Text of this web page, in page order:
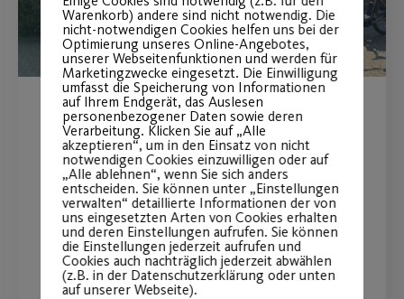
Hitzeschlacht auf zwei
Rädern
Radtourbericht vom 30.07. - Heiße
Tour, coole Truppe
WEITERLESEN
Warenkorb) andere sind nicht notwendig. Die
nicht-notwendigen Cookies helfen uns bei der
Optimierung unseres Online-Angebotes,
unserer Webseitenfunktionen und werden für
Marketingzwecke eingesetzt. Die Einwilligung
umfasst die Speicherung von Informationen
auf Ihrem Endgerät, das Auslesen
personenbezogener Daten sowie deren
Verarbeitung. Klicken Sie auf „Alle
akzeptieren“, um in den Einsatz von nicht
notwendigen Cookies einzuwilligen oder auf
„Alle ablehnen“, wenn Sie sich anders
entscheiden. Sie können unter „Einstellungen
verwalten“ detaillierte Informationen der von
uns eingesetzten Arten von Cookies erhalten
und deren Einstellungen aufrufen. Sie können
die Einstellungen jederzeit aufrufen und
Cookies auch nachträglich jederzeit abwählen
(z.B. in der Datenschutzerklärung oder unten
auf unserer Webseite).